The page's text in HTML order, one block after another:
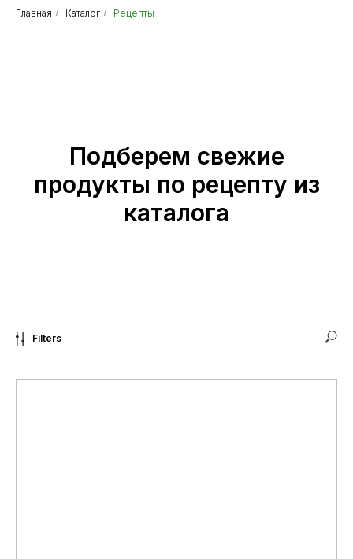
Главная / Каталог / Рецепты
Подберем свежие
продукты по рецепту из
каталога
Filters